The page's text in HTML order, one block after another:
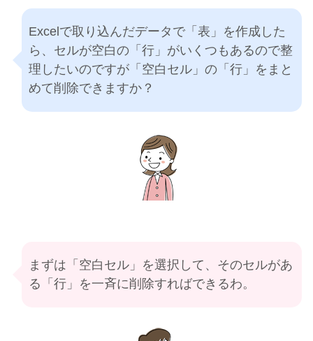
Excelで取り込んだデータで「表」を作成した
ら、セルが空白の「行」がいくつもあるので整
理したいのですが「空白セル」の「行」をまと
めて削除できますか？
まずは「空白セル」を選択して、そのセルがあ
る「行」を一斉に削除すればできるわ。